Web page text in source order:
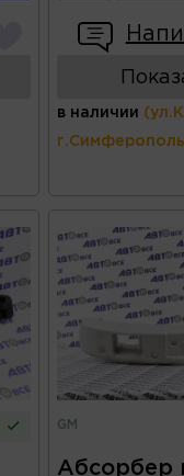
в наличии
GM
Абсорбер